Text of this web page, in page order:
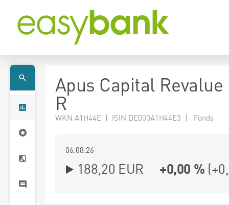
Apus Capital Revalue
R
WKN A1H44E | ISIN DE000A1H44E3 | Fonds
06.08.26
188,20 EUR +0,00 % (